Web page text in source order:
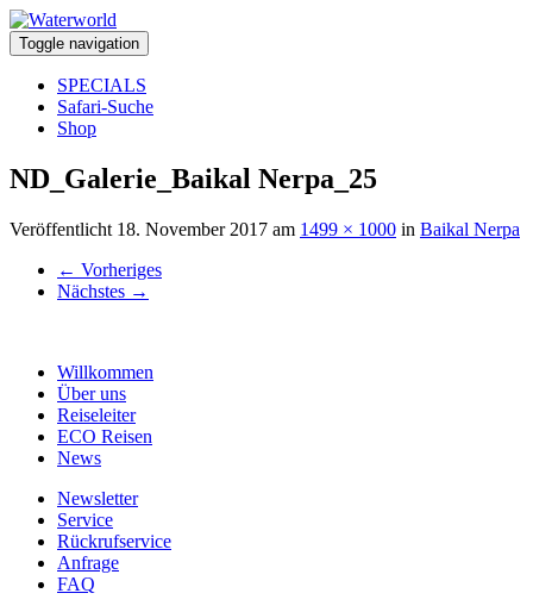
Toggle navigation
SPECIALS
Safari-Suche
Shop
ND_Galerie_Baikal Nerpa_25
Veröffentlicht 18. November 2017 am 1499 × 1000 in Baikal Nerpa
← Vorheriges
Nächstes →
Willkommen
Über uns
Reiseleiter
ECO Reisen
News
Newsletter
Service
Rückrufservice
Anfrage
FAQ